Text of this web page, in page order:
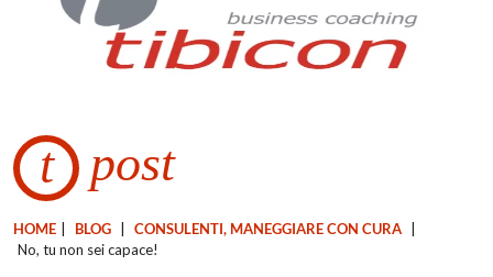
t post
HOME BLOG CONSULENTI, MANEGGIARE CON CURA
No, tu non sei capace!